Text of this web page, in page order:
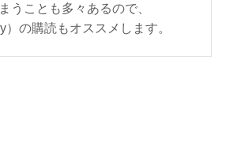
うことも多々あるので、
の購読もオススメします。